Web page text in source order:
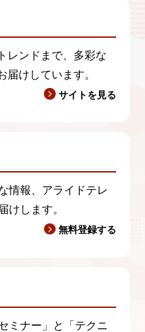
レンドまで、多彩な
届けしています。
サイトを見る
情報、アライドテレ
けします。
無料登録する
ミナー」と「テクニ